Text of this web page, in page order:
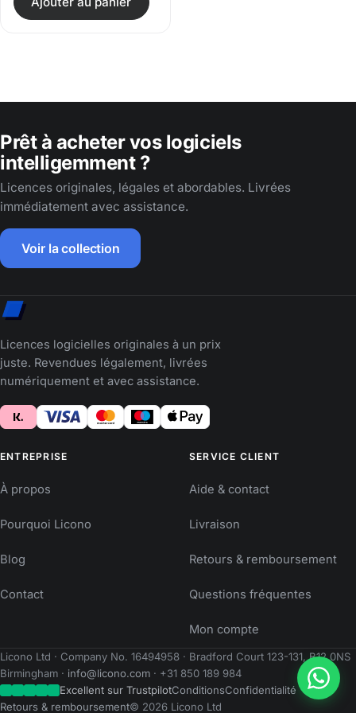
Prêt à acheter vos logiciels
intelligemment ?
Licences originales, légales et abordables. Livrées
immédiatement avec assistance.
Voir la collection
Licences logicielles originales à un prix
juste. Revendues légalement, livrées
numériquement et avec assistance.
ENTREPRISE
À propos
Pourquoi Licono
Blog
Contact
SERVICE CLIENT
Aide & contact
Livraison
Retours & remboursement
Questions fréquentes
Mon compte
Licono Ltd · Company No. 16494958 · Bradford Court 123-131, B12 0NS
Birmingham · info@licono.com · +31 850 189 984
Excellent sur TrustpilotConditionsConfidentialité
Retours & remboursement© 2026 Licono Ltd